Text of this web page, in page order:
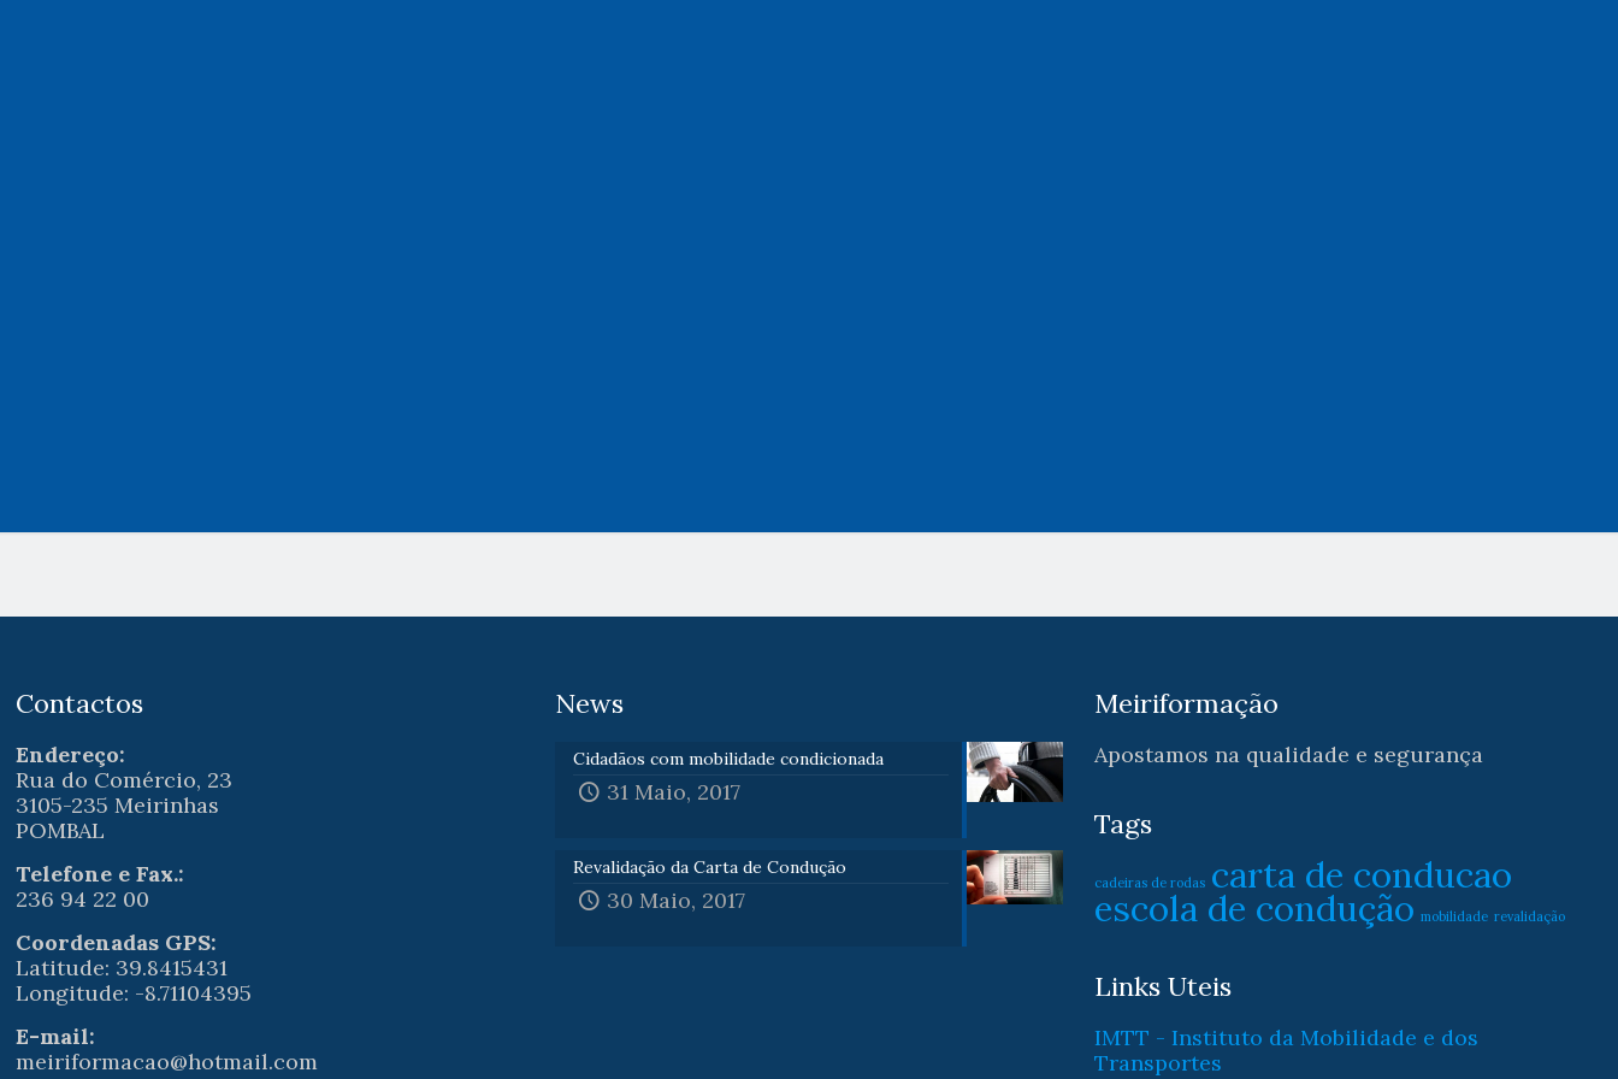
Contactos
Endereço:
Rua do Comércio, 23
3105-235 Meirinhas
POMBAL
Telefone e Fax.:
236 94 22 00
Coordenadas GPS:
Latitude: 39.8415431
Longitude: -8.71104395
E-mail:
meiriformacao@hotmail.com
News
Cidadãos com mobilidade condicionada
31 Maio, 2017
Revalidação da Carta de Condução
30 Maio, 2017
Meiriformação
Apostamos na qualidade e segurança
Tags
cadeiras de rodas carta de conducao
escola de condução mobilidade revalidação
Links Uteis
IMTT - Instituto da Mobilidade e dos
Transportes